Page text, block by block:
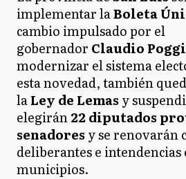
implementar laBoleta
cambio impulsado por el
gobernador Claudio Poggi
modernizar el sistema
esta novedad, también
laLey de Lemasy
elegirán22 diputados
senadoresy se renovarán
deliberantes e intendencias
municipios.